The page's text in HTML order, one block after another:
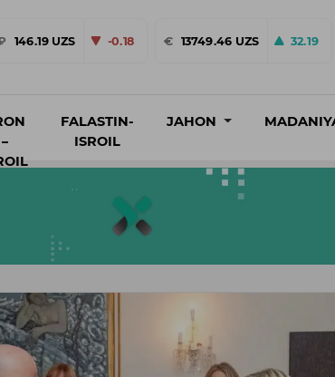
146.19 UZS -0.18 € 13749.46 UZS 32.19
–
FALASTIN-
ISROIL
JAHON